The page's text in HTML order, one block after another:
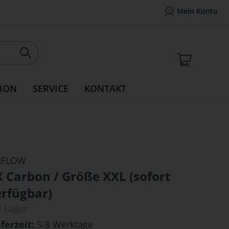
Mein Konto
Mein Konto
SERVICE KONTAKT
Carbon / Größe XXL (sofort
5-8 Werktage